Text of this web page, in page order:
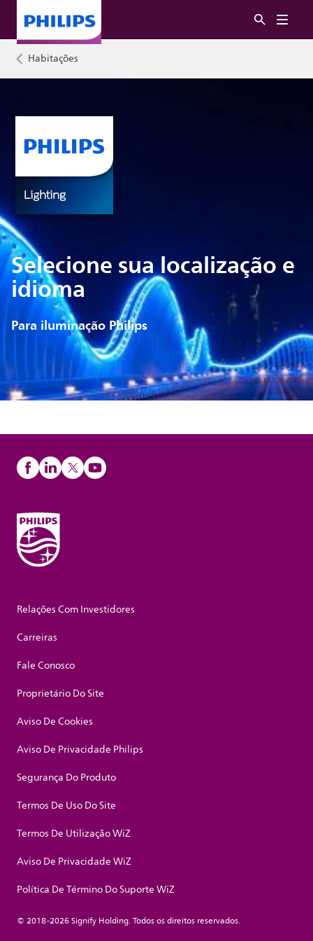
Habitações
Selecione sua localização e
idioma
Para iluminação Philips
Relações Com Investidores
Carreiras
Fale Conosco
Proprietário Do Site
Aviso De Cookies
Aviso De Privacidade Philips
Segurança Do Produto
Termos De Uso Do Site
Termos De Utilização WiZ
Aviso De Privacidade WiZ
Política De Término Do Suporte WiZ
© 2018-2026 Signify Holding. Todos os direitos reservados.